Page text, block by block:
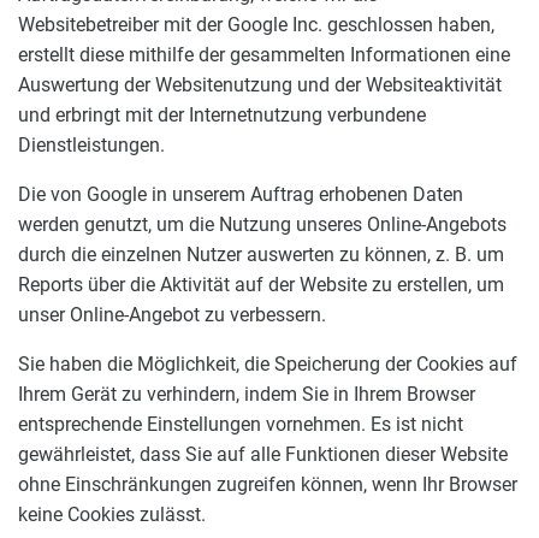
Websitebetreiber mit der Google Inc. geschlossen haben,
erstellt diese mithilfe der gesammelten Informationen eine
Auswertung der Websitenutzung und der Websiteaktivität
und erbringt mit der Internetnutzung verbundene
Dienstleistungen.
Die von Google in unserem Auftrag erhobenen Daten
werden genutzt, um die Nutzung unseres Online-Angebots
durch die einzelnen Nutzer auswerten zu können, z. B. um
Reports über die Aktivität auf der Website zu erstellen, um
unser Online-Angebot zu verbessern.
Sie haben die Möglichkeit, die Speicherung der Cookies auf
Ihrem Gerät zu verhindern, indem Sie in Ihrem Browser
entsprechende Einstellungen vornehmen. Es ist nicht
gewährleistet, dass Sie auf alle Funktionen dieser Website
ohne Einschränkungen zugreifen können, wenn Ihr Browser
keine Cookies zulässt.